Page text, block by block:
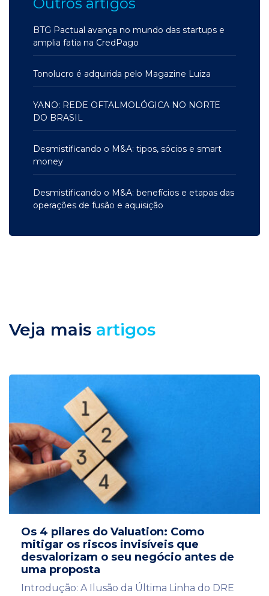
BTG Pactual avança no mundo das startups e
amplia fatia na CredPago
Tonolucro é adquirida pelo Magazine Luiza
YANO: REDE OFTALMOLÓGICA NO NORTE
DO BRASIL
Desmistificando o M&A: tipos, sócios e smart
money
Desmistificando o M&A: benefícios e etapas das
operações de fusão e aquisição
Veja mais artigos
Os 4 pilares do Valuation: Como
mitigar os riscos invisíveis que
desvalorizam o seu negócio antes de
uma proposta
Introdução: A Ilusão da Última Linha do DRE